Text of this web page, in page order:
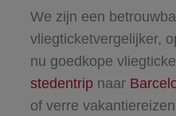
We zijn een
vliegticketvergelijker,
nu goedkope
stedentripnaar
of verre